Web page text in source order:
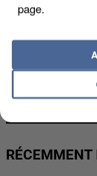
L’UN DES
MAFIA
RÉCEMMENT
page.